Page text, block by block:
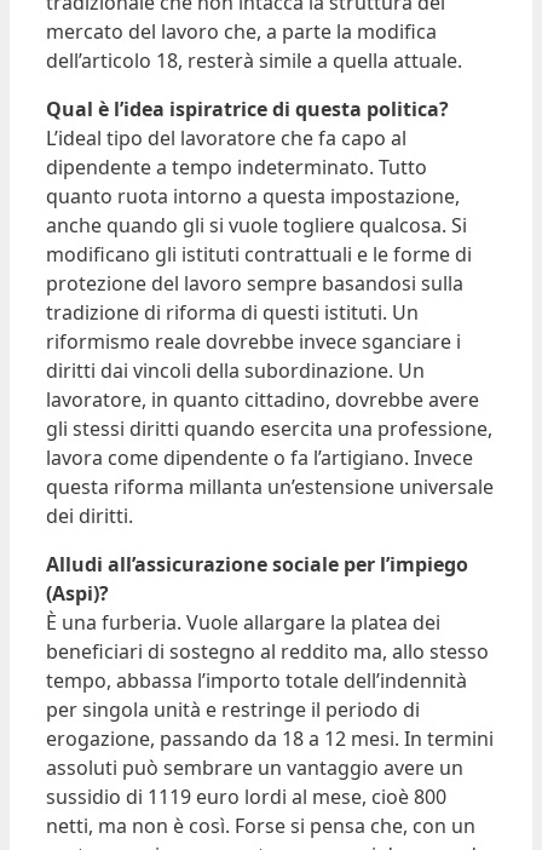
mercato del lavoro che, a parte la modifica
dell’articolo 18, resterà simile a quella attuale.
Qual è l’idea ispiratrice di questa politica?
L’ideal tipo del lavoratore che fa capo al
dipendente a tempo indeterminato. Tutto
quanto ruota intorno a questa impostazione,
anche quando gli si vuole togliere qualcosa. Si
modificano gli istituti contrattuali e le forme di
protezione del lavoro sempre basandosi sulla
tradizione di riforma di questi istituti. Un
riformismo reale dovrebbe invece sganciare i
diritti dai vincoli della subordinazione. Un
lavoratore, in quanto cittadino, dovrebbe avere
gli stessi diritti quando esercita una professione,
lavora come dipendente o fa l’artigiano. Invece
questa riforma millanta un’estensione universale
dei diritti.
Alludi all’assicurazione sociale per l’impiego
(Aspi)?
È una furberia. Vuole allargare la platea dei
beneficiari di sostegno al reddito ma, allo stesso
tempo, abbassa l’importo totale dell’indennità
per singola unità e restringe il periodo di
erogazione, passando da 18 a 12 mesi. In termini
assoluti può sembrare un vantaggio avere un
sussidio di 1119 euro lordi al mese, cioè 800
netti, ma non è così. Forse si pensa che, con un